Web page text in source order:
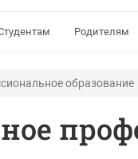
Родителям
образование